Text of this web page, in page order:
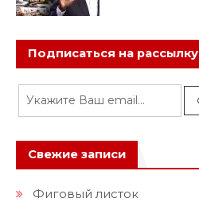
Подписаться на рассылку
Свежие записи
Фиговый листок